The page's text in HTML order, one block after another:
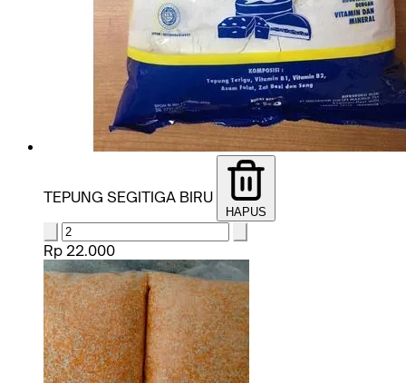
TEPUNG SEGITIGA BIRU
HAPUS
Rp 22.000